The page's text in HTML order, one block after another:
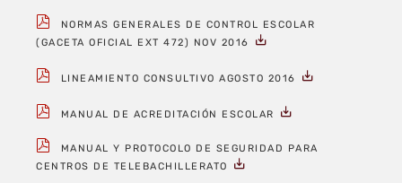
NORMAS GENERALES DE CONTROL ESCOLAR
(GACETA OFICIAL EXT 472) NOV 2016
LINEAMIENTO CONSULTIVO AGOSTO 2016
MANUAL DE ACREDITACIÓN ESCOLAR
MANUAL Y PROTOCOLO DE SEGURIDAD PARA
CENTROS DE TELEBACHILLERATO